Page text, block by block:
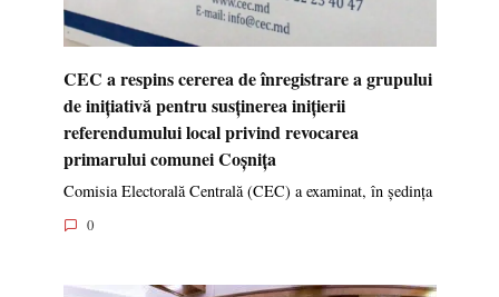
CEC a respins cererea de înregistrare a grupului
de inițiativă pentru susținerea inițierii
referendumului local privind revocarea
primarului comunei Coșnița
Comisia Electorală Centrală (CEC) a examinat, în ședința
0